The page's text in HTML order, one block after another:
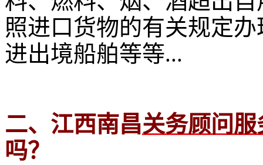
照进口货物的有关规定
进出境船舶等等...
二、江西南昌关务顾问
吗？